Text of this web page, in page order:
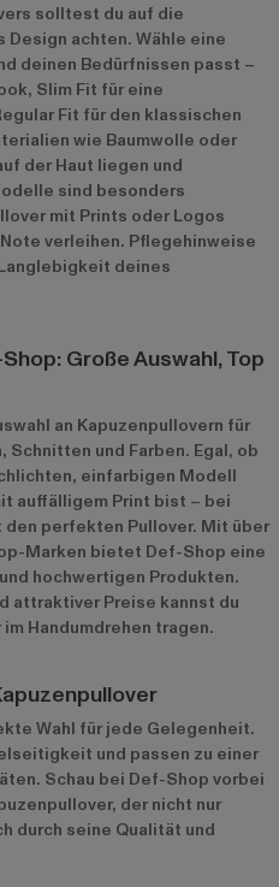
solltest du auf die
Design achten. Wähle eine
deinen Bedürfnissen passt –
Slim Fit für eine
Fit für den klassischen
wie Baumwolle oder
der Haut liegen und
sind besonders
mit Prints oder Logos
verleihen. Pflegehinweise
deines
Große Auswahl, Top
an Kapuzenpullovern für
Schnitten und Farben. Egal, ob
einfarbigen Modell
auffälligem Print bist – bei
perfekten Pullover. Mit über
Marken bietet Def-Shop eine
hochwertigen Produkten.
attraktiver Preise kannst du
Handumdrehen tragen.
Wahl für jede Gelegenheit.
und passen zu einer
Schau bei Def-Shop vorbei
der nicht nur
durch seine Qualität und